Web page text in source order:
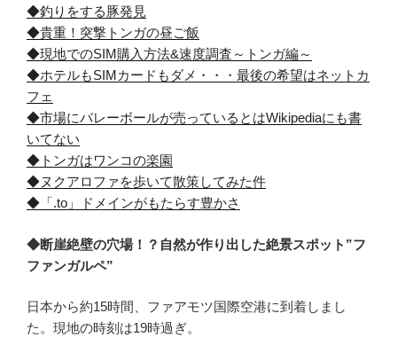
◆釣りをする豚発見
◆貴重！突撃トンガの昼ご飯
◆現地でのSIM購入方法&速度調査～トンガ編～
◆ホテルもSIMカードもダメ・・・最後の希望はネットカ
フェ
◆市場にバレーボールが売っているとはWikipediaにも書
いてない
◆トンガはワンコの楽園
◆ヌクアロファを歩いて散策してみた件
◆「.to」ドメインがもたらす豊かさ
◆断崖絶壁の穴場！？自然が作り出した絶景スポット”フ
ファンガルペ”
日本から約15時間、ファアモツ国際空港に到着しまし
た。現地の時刻は19時過ぎ。